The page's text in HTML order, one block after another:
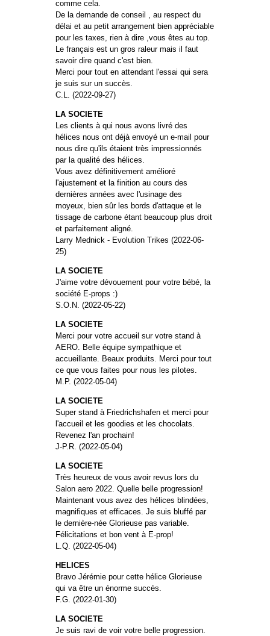
comme cela.
De la demande de conseil , au respect du
délai et au petit arrangement bien appréciable
pour les taxes, rien à dire ,vous êtes au top.
Le français est un gros raleur mais il faut
savoir dire quand c'est bien.
Merci pour tout en attendant l'essai qui sera
je suis sur un succès.
C.L. (2022-09-27)
LA SOCIETE
Les clients à qui nous avons livré des
hélices nous ont déjà envoyé un e-mail pour
nous dire qu'ils étaient très impressionnés
par la qualité des hélices.
Vous avez définitivement amélioré
l'ajustement et la finition au cours des
dernières années avec l'usinage des
moyeux, bien sûr les bords d'attaque et le
tissage de carbone étant beaucoup plus droit
et parfaitement aligné.
Larry Mednick - Evolution Trikes (2022-06-
25)
LA SOCIETE
J'aime votre dévouement pour votre bébé, la
société E-props :)
S.O.N. (2022-05-22)
LA SOCIETE
Merci pour votre accueil sur votre stand à
AERO. Belle équipe sympathique et
accueillante. Beaux produits. Merci pour tout
ce que vous faites pour nous les pilotes.
M.P. (2022-05-04)
LA SOCIETE
Super stand à Friedrichshafen et merci pour
l'accueil et les goodies et les chocolats.
Revenez l'an prochain!
J-P.R. (2022-05-04)
LA SOCIETE
Très heureux de vous avoir revus lors du
Salon aero 2022. Quelle belle progression!
Maintenant vous avez des hélices blindées,
magnifiques et efficaces. Je suis bluffé par
le dernière-née Glorieuse pas variable.
Félicitations et bon vent à E-prop!
L.Q. (2022-05-04)
HELICES
Bravo Jérémie pour cette hélice Glorieuse
qui va être un énorme succès.
F.G. (2022-01-30)
LA SOCIETE
Je suis ravi de voir votre belle progression.